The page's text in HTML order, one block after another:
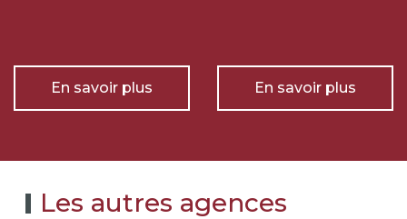
En savoir plus En savoir plus
Les autres agences